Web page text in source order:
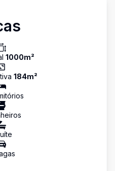
1000m²
184m²
s
s
s